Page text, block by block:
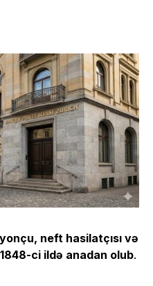
neft hasilatçısı və
ci ildə anadan olub.